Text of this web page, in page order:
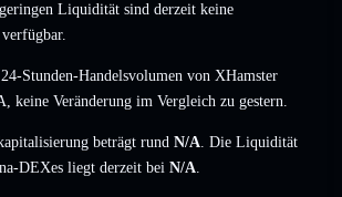
Liquidität sind derzeit keine
Stunden-Handelsvolumen von XHamster
, keine Veränderung im Vergleich zu gestern.
beträgt rund N/A. Die Liquidität
DEXes liegt derzeit bei N/A.